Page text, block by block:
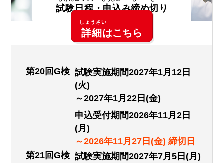
試験日程・申込み締め切 り
詳細はこちら
第20回G検 試験実施期間2027年1月12日
(火)
～2027年1月22日(金)
申込受付期間2026年11月2日
(月)
～2026年11月27日(金) 締切日
第21回G検 試験実施期間2027年7月5日(月)